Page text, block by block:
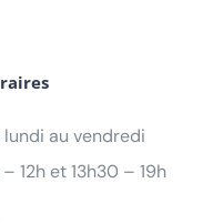
lundi au vendredi
12h et 13h30 – 19h
votre
de